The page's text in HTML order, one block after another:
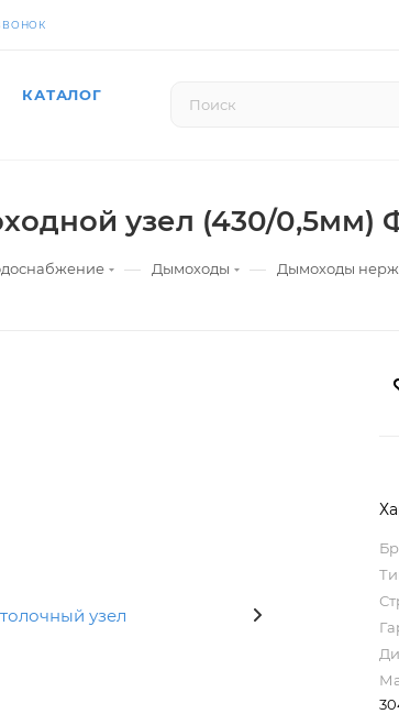
КАТАЛОГ
узел (430/0,5мм)
— Дымоходы — Дымоходы